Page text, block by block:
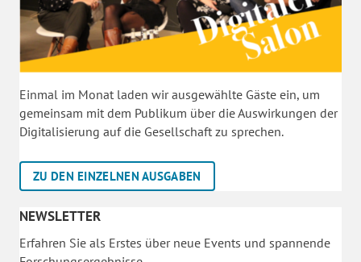
Einmal im Monat laden wir ausgewählte Gäste ein, um
gemeinsam mit dem Publikum über die Auswirkungen der
Digitalisierung auf die Gesellschaft zu sprechen.
ZU DEN EINZELNEN AUSGABEN
NEWSLETTER
Erfahren Sie als Erstes über neue Events und spannende